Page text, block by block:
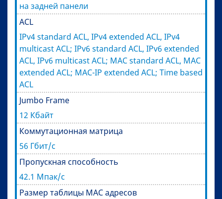
на задней панели
ACL
IPv4 standard ACL, IPv4 extended ACL, IPv4
multicast ACL; IPv6 standard ACL, IPv6 extended
ACL, IPv6 multicast ACL; MAC standard ACL, MAC
extended ACL; MAC-IP extended ACL; Time based
ACL
Jumbo Frame
12 Кбайт
Коммутационная матрица
56 Гбит/с
Пропускная способность
42.1 Мпак/с
Размер таблицы MAC адресов